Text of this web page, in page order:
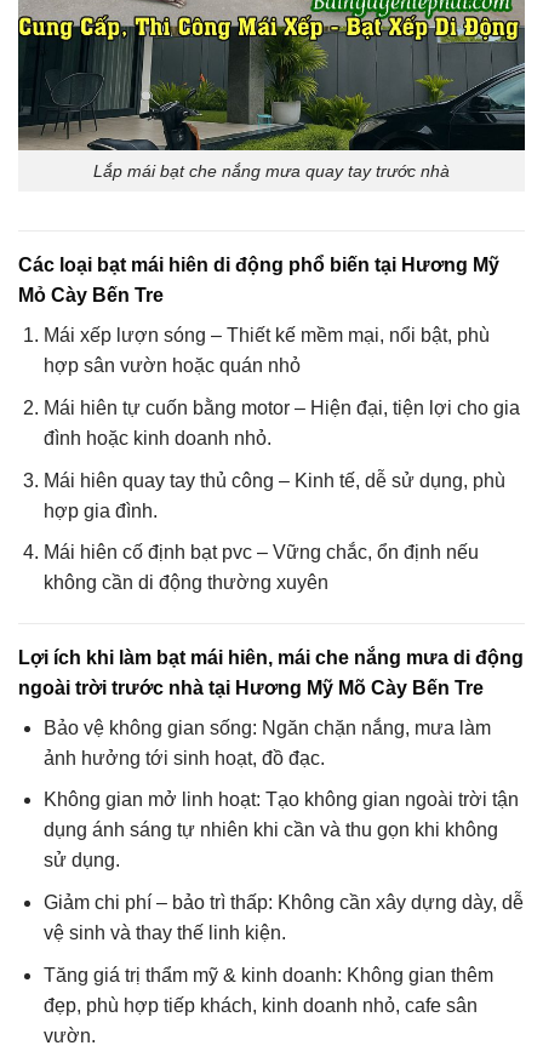
Lắp mái bạt che nắng mưa quay tay trước nhà
Các loại bạt mái hiên di động phổ biến tại Hương Mỹ
Mỏ Cày Bến Tre
Mái xếp lượn sóng – Thiết kế mềm mại, nổi bật, phù
hợp sân vườn hoặc quán nhỏ
Mái hiên tự cuốn bằng motor – Hiện đại, tiện lợi cho gia
đình hoặc kinh doanh nhỏ.
Mái hiên quay tay thủ công – Kinh tế, dễ sử dụng, phù
hợp gia đình.
Mái hiên cố định bạt pvc – Vững chắc, ổn định nếu
không cần di động thường xuyên
Lợi ích khi làm bạt mái hiên, mái che nắng mưa di động
ngoài trời trước nhà tại Hương Mỹ Mõ Cày Bến Tre
Bảo vệ không gian sống: Ngăn chặn nắng, mưa làm
ảnh hưởng tới sinh hoạt, đồ đạc.
Không gian mở linh hoạt: Tạo không gian ngoài trời tận
dụng ánh sáng tự nhiên khi cần và thu gọn khi không
sử dụng.
Giảm chi phí – bảo trì thấp: Không cần xây dựng dày, dễ
vệ sinh và thay thế linh kiện.
Tăng giá trị thẩm mỹ & kinh doanh: Không gian thêm
đẹp, phù hợp tiếp khách, kinh doanh nhỏ, cafe sân
vườn.